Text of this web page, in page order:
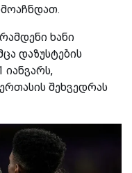
ხანი
დაზუსტების
იანვარს,
შეხვედრას